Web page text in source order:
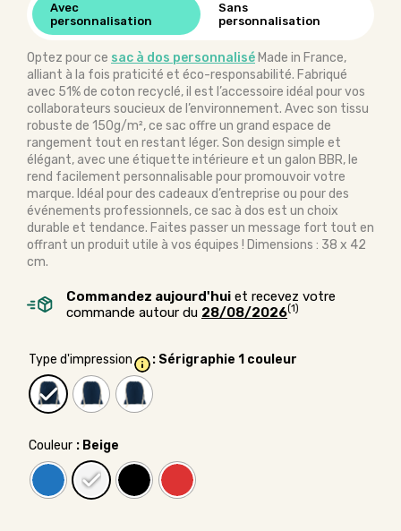
Avec
personnalisation
Sans
personnalisation
Optez pour ce sac à dos personnalisé Made in France,
alliant à la fois praticité et éco-responsabilité. Fabriqué
avec 51% de coton recyclé, il est l’accessoire idéal pour vos
collaborateurs soucieux de l’environnement. Avec son tissu
robuste de 150g/m², ce sac offre un grand espace de
rangement tout en restant léger. Son design simple et
élégant, avec une étiquette intérieure et un galon BBR, le
rend facilement personnalisable pour promouvoir votre
marque. Idéal pour des cadeaux d’entreprise ou pour des
événements professionnels, ce sac à dos est un choix
durable et tendance. Faites passer un message fort tout en
offrant un produit utile à vos équipes ! Dimensions : 38 x 42
cm.
Commandez aujourd'hui et recevez votre
commande autour du 28/08/2026(1)
Type d'impression : Sérigraphie 1 couleur
Couleur : Beige